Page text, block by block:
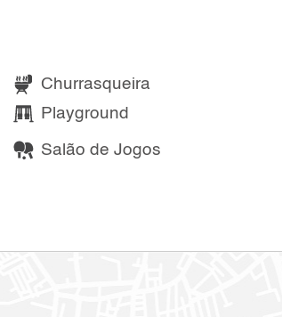
Churrasqueira
Playground
Salão de Jogos